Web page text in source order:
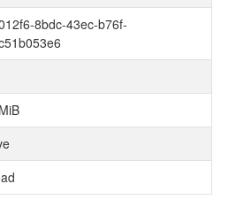
8bdc-43ec-b76f-